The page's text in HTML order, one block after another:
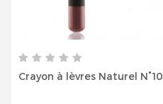
Crayon à lèvres Naturel N°10